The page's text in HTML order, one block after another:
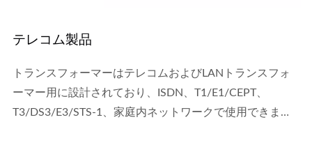
テレコム製品
トランスフォーマーはテレコムおよびLANトランスフォ
ーマー用に設計されており、ISDN、T1/E1/CEPT、
T3/DS3/E3/STS-1、家庭内ネットワークで使用できま